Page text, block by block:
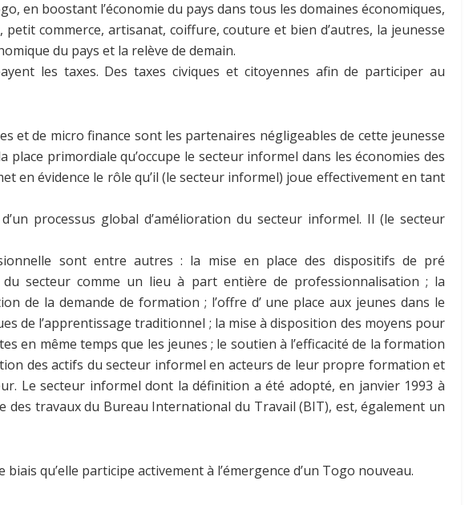
en boostant l’économie du pays dans tous les domaines économiques,
commerce, artisanat, coiffure, couture et bien d’autres, la jeunesse
du pays et la relève de demain.
les taxes. Des taxes civiques et citoyennes afin de participer au
et de micro finance sont les partenaires négligeables de cette jeunesse
primordiale qu’occupe le secteur informel dans les économies des
en évidence le rôle qu’il (le secteur informel) joue effectivement en tant
processus global d’amélioration du secteur informel. Il (le secteur
sont entre autres : la mise en place des dispositifs de pré
secteur comme un lieu à part entière de professionnalisation ; la
de la demande de formation ; l’offre d’ une place aux jeunes dans le
de l’apprentissage traditionnel ; la mise à disposition des moyens pour
en même temps que les jeunes ; le soutien à l’efficacité de la formation
des actifs du secteur informel en acteurs de leur propre formation et
Le secteur informel dont la définition a été adopté, en janvier 1993 à
travaux du Bureau International du Travail (BIT), est, également un
qu’elle participe activement à l’émergence d’un Togo nouveau.